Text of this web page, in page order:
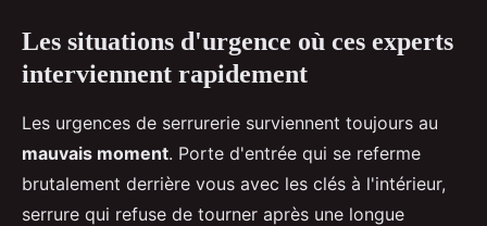
Les situations d'urgence où ces experts
interviennent rapidement
Les urgences de serrurerie surviennent toujours au
mauvais moment. Porte d'entrée qui se referme
brutalement derrière vous avec les clés à l'intérieur,
serrure qui refuse de tourner après une longue